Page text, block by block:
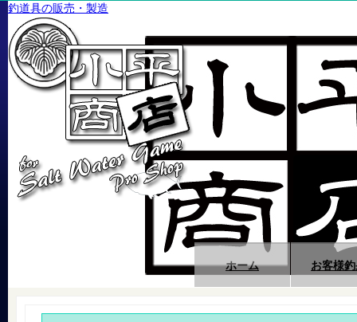
釣道具の販売・製造
ホーム お客様